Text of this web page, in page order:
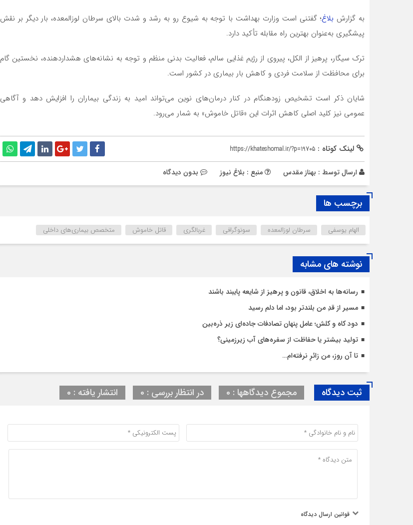
به گزارش بلاغ؛ گفتنی است وزارت بهداشت با توجه به شیوع رو به رشد و شدت بالای سرطان لوزالمعده، بار دیگر بر نقش
پیشگیری به‌عنوان بهترین راه مقابله تأکید دارد.
ترک سیگار، پرهیز از الکل، پیروی از رژیم غذایی سالم، فعالیت بدنی منظم و توجه به نشانه‌های هشداردهنده، نخستین گام
برای محافظت از سلامت فردی و کاهش بار بیماری در کشور است.
شایان ذکر است تشخیص زودهنگام در کنار درمان‌های نوین می‌تواند امید به زندگی بیماران را افزایش دهد و آگاهی
عمومی نیز کلید اصلی کاهش اثرات این «قاتل خاموش» به شمار می‌رود.
لینک کوتاه : https://khateshomal.ir/?p=19705
ارسال توسط : بهناز مقدس منبع : بلاغ نیوز بدون دیدگاه
برچسب ها
الهام یوسفی سرطان لوزالمعده سونوگرافی غربالگری قاتل خاموش متخصص بیماری‌های داخلی
نوشته های مشابه
رسانه‌ها به اخلاق، قانون و پرهیز از شایعه پایبند باشند
مسیر از قدِ من بلندتر بود، اما دلم رسید
دود کاه و کلش؛ عامل پنهان تصادفات جاده‌ای زیر ذره‌بین
تولید بیشتر یا حفاظت از سفره‌های آب زیرزمینی؟
تا آن روز، من زائرِ نرفته‌ام…
ثبت دیدگاه مجموع دیدگاهها : 0 در انتظار بررسی : 0 انتشار یافته : 0
قوانین ارسال دیدگاه